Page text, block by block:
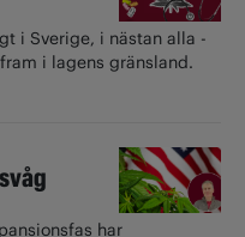
i ­Sverige, i nästan alla
i lagens gränsland.
har